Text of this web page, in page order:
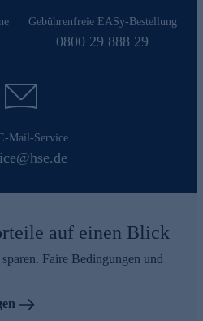
Gebührenfreie EASy-Bestellung
0800 29 888 29
Mail-Service
auf einen Blick
Faire Bedingungen und